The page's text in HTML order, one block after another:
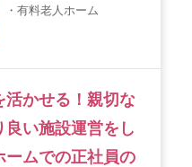
・有料老人ホーム
活かせる！親切な
い施設運営をし
ームでの正社員の